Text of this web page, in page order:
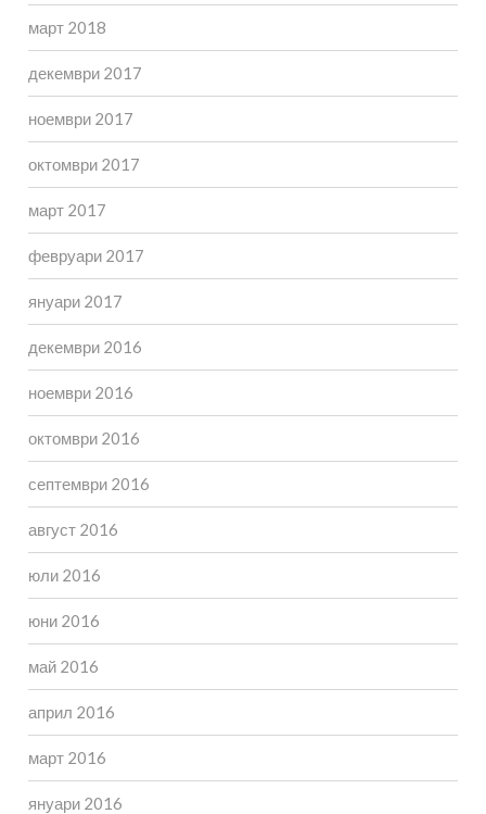
март 2018
декември 2017
ноември 2017
октомври 2017
март 2017
февруари 2017
януари 2017
декември 2016
ноември 2016
октомври 2016
септември 2016
август 2016
юли 2016
юни 2016
май 2016
април 2016
март 2016
януари 2016